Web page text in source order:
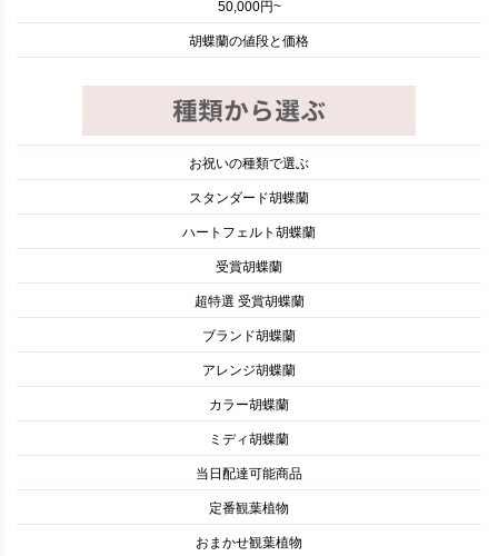
50,000円~
胡蝶蘭の値段と価格
お祝いの種類で選ぶ
スタンダード胡蝶蘭
ハートフェルト胡蝶蘭
受賞胡蝶蘭
超特選 受賞胡蝶蘭
ブランド胡蝶蘭
アレンジ胡蝶蘭
カラー胡蝶蘭
ミディ胡蝶蘭
当日配達可能商品
定番観葉植物
おまかせ観葉植物